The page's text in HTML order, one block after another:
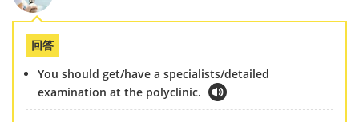
回答
You should get/have a specialists/detailed
examination at the polyclinic.